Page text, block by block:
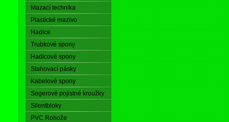
Mazací technika
Plastické mazivo
Hadice
Trubkové spony
Hadicové spony
Stahovací pásky
Kabelové spony
Segerové pojistné kroužky
Silentbloky
PVC Rohože